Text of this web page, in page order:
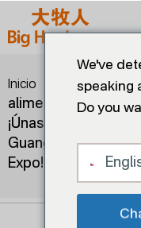
Inicio Blogs >
alimentación
¡Únase a nosotros
Guangzhou
Expo!
We've
speaking
Do you